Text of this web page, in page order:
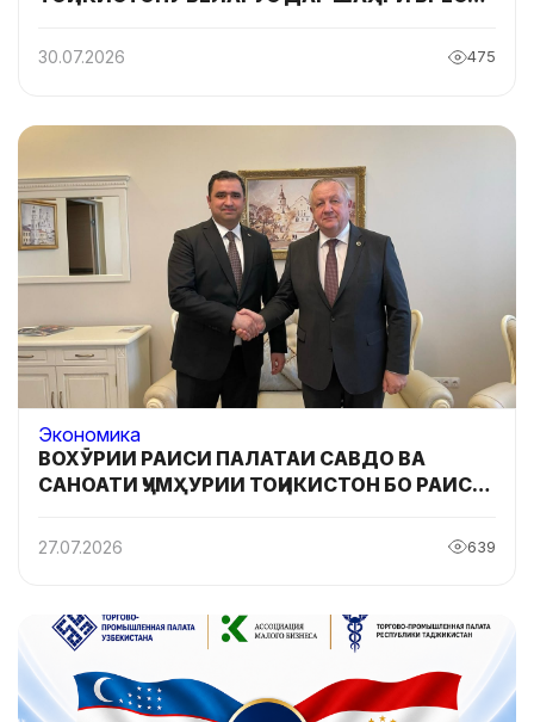
30.07.2026 475
Экономика
ВОХӮРИИ РАИСИ ПАЛАТАИ САВДО ВА
САНОАТИ ҶУМҲУРИИ ТОҶИКИСТОН БО РАИСИ
БЕЛАРУС
27.07.2026 639